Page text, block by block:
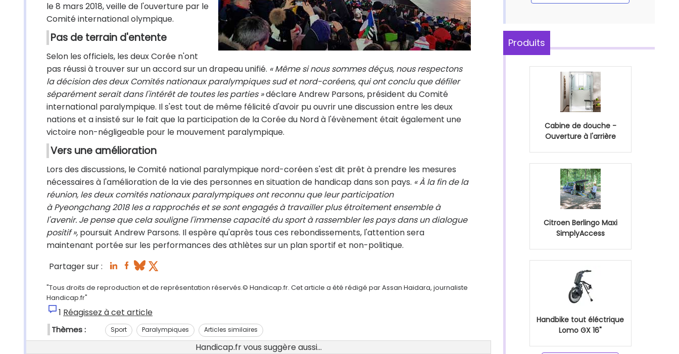
le 8 mars 2018, veille de l'ouverture par le
Comité international olympique.
Pas de terrain d'entente
Selon les officiels, les deux Corée n'ont
pas réussi à trouver sur un accord sur un drapeau unifié. « Même si nous sommes déçus, nous respectons
la décision des deux Comités nationaux paralympiques sud et nord-coréens, qui ont conclu que défiler
séparément serait dans l'intérêt de toutes les parties »déclare Andrew Parsons, président du Comité
international paralympique. Il s'est tout de même félicité d'avoir pu ouvrir une discussion entre les deux
nations et a insisté sur le fait que la participation de la Corée du Nord à l'évènement était également une
victoire non-négligeable pour le mouvement paralympique.
Vers une amélioration
Lors des discussions, le Comité national paralympique nord-coréen s'est dit prêt à prendre les mesures
nécessaires à l'amélioration de la vie des personnes en situation de handicap dans son pays. « À la fin de la
réunion, les deux comités nationaux paralympiques ont reconnu que leur participation
à Pyeongchang 2018 les a rapprochés et se sont engagés à travailler plus étroitement ensemble à
l'avenir. Je pense que cela souligne l'immense capacité du sport à rassembler les pays dans un dialogue
positif », poursuit Andrew Parsons. Il espère qu'après tous ces rebondissements, l'attention sera
maintenant portée sur les performances des athlètes sur un plan sportif et non-politique.
Partager sur :
"Tous droits de reproduction et de représentation réservés.© Handicap.fr. Cet article a été rédigé par Assan Haidara, journaliste
Handicap.fr"
1 Réagissez à cet article
Thèmes : Sport Paralympiques Articles similaires
Handicap.fr vous suggère aussi...
Produits
Cabine de douche -
Ouverture à l'arrière
Citroen Berlingo Maxi
SimplyAccess
Handbike tout éléctrique
Lomo GX 16"